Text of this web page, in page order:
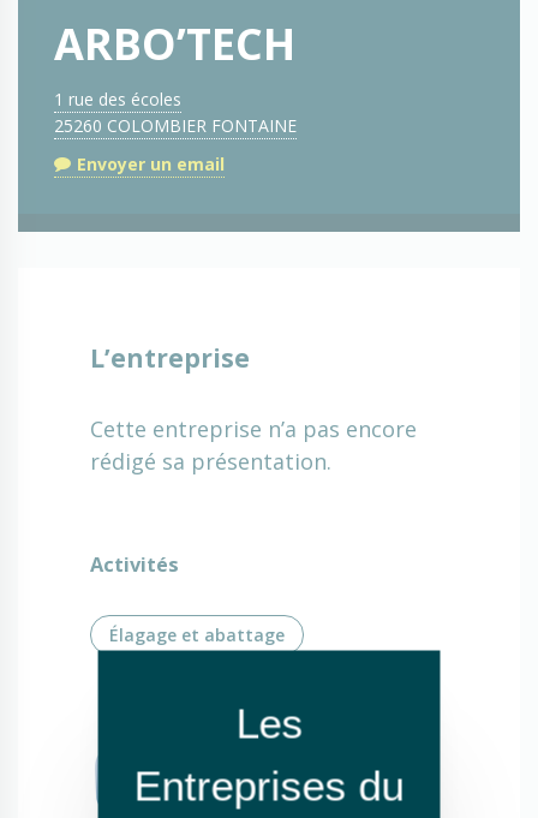
ARBO’TECH
1 rue des écoles
25260 COLOMBIER FONTAINE
Envoyer un email
L’entreprise
Cette entreprise n’a pas encore
rédigé sa présentation.
Activités
Élagage et abattage